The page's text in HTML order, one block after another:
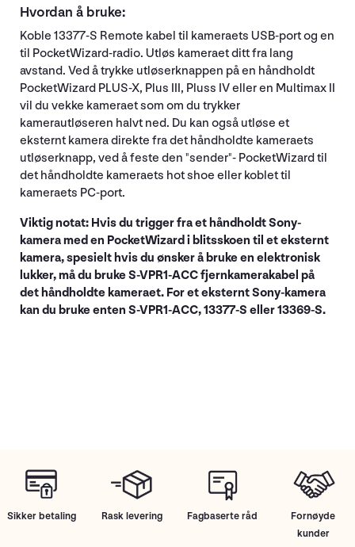
Hvordan å bruke:
Koble 13377-S Remote kabel til kameraets USB-port og en
til PocketWizard-radio. Utløs kameraet ditt fra lang
avstand. Ved å trykke utløserknappen på en håndholdt
PocketWizard PLUS-X, Plus III, Pluss IV eller en Multimax II
vil du vekke kameraet som om du trykker
kamerautløseren halvt ned. Du kan også utløse et
eksternt kamera direkte fra det håndholdte kameraets
utløserknapp, ved å feste den "sender"- PocketWizard til
det håndholdte kameraets hot shoe eller koblet til
kameraets PC-port.
Viktig notat: Hvis du trigger fra et håndholdt Sony-
kamera med en PocketWizard i blitsskoen til et eksternt
kamera, spesielt hvis du ønsker å bruke en elektronisk
lukker, må du bruke S-VPR1-ACC fjernkamerakabel på
det håndholdte kameraet. For et eksternt Sony-kamera
kan du bruke enten S-VPR1-ACC, 13377-S eller 13369-S.
Sikker betaling Rask levering Fagbaserte råd
Fornøyde
kunder